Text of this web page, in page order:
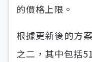
的價格上限。
根據更新後的方
之二，其中包括